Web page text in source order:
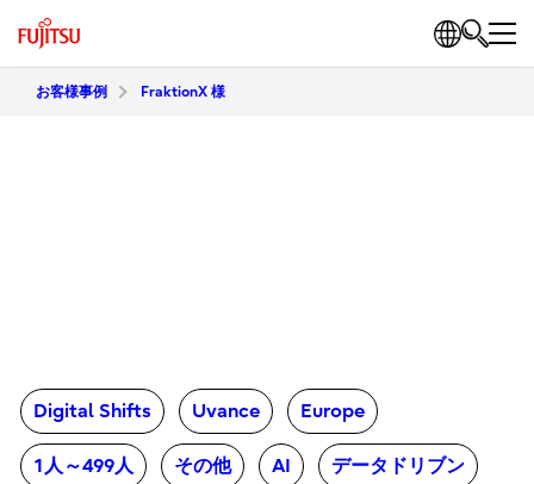
お客様事例 FraktionX 様
Digital Shifts Uvance Europe
1人～499人 その他 AI データドリブン